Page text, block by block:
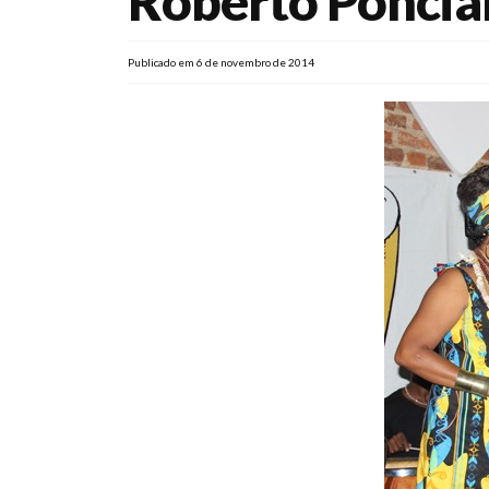
Publicado em 6 de novembro de 2014